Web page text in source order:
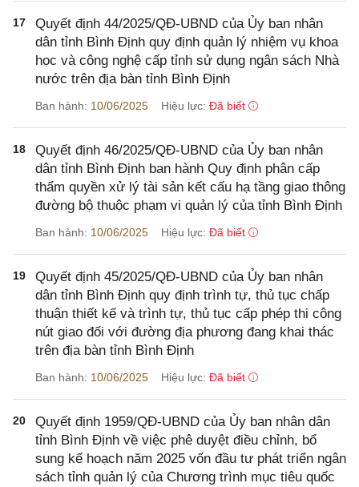
17
Quyết định 44/2025/QĐ-UBND của Ủy ban nhân
dân tỉnh Bình Định quy định quản lý nhiệm vụ khoa
học và công nghệ cấp tỉnh sử dụng ngân sách Nhà
nước trên địa bàn tỉnh Bình Định
Ban hành: 10/06/2025 Hiệu lực: Đã biết
18
Quyết định 46/2025/QĐ-UBND của Ủy ban nhân
dân tỉnh Bình Định ban hành Quy định phân cấp
thẩm quyền xử lý tài sản kết cấu hạ tầng giao thông
đường bộ thuộc phạm vi quản lý của tỉnh Bình Định
Ban hành: 10/06/2025 Hiệu lực: Đã biết
19
Quyết định 45/2025/QĐ-UBND của Ủy ban nhân
dân tỉnh Bình Định quy định trình tự, thủ tục chấp
thuận thiết kế và trình tự, thủ tục cấp phép thi công
nút giao đối với đường địa phương đang khai thác
trên địa bàn tỉnh Bình Định
Ban hành: 10/06/2025 Hiệu lực: Đã biết
20
Quyết định 1959/QĐ-UBND của Ủy ban nhân dân
tỉnh Bình Định về việc phê duyệt điều chỉnh, bổ
sung kế hoạch năm 2025 vốn đầu tư phát triển ngân
sách tỉnh quản lý của Chương trình mục tiêu quốc